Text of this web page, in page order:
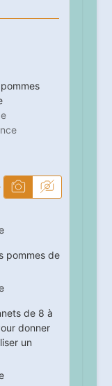
pommes
pommes de
de 8 à
donner
un